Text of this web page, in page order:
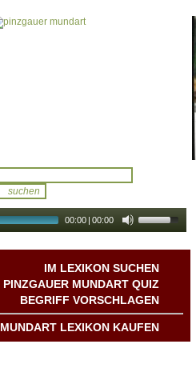
00:00 | 00:00
IM LEXIKON SUCHEN
PINZGAUER MUNDART QUIZ
BEGRIFF VORSCHLAGEN
MUNDART LEXIKON KAUFEN